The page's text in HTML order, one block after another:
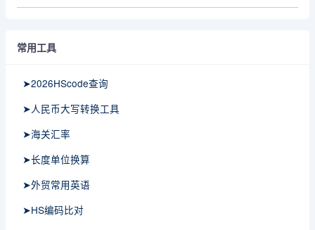
常用工具
➤2026HScode查询
➤人民币大写转换工具
➤海关汇率
➤长度单位换算
➤外贸常用英语
➤HS编码比对